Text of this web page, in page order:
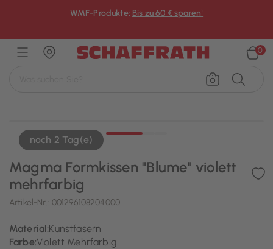
WMF-Produkte: Bis zu 60 € sparen¹
0
noch 2 Tag(e)
Magma Formkissen "Blume" violett
mehrfarbig
Artikel-Nr.: 001296108204000
Material:Kunstfasern
Farbe:Violett Mehrfarbig